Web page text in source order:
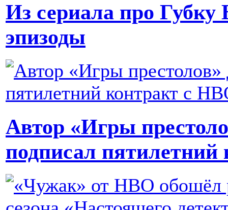
Из сериала про Губку
эпизоды
Автор «Игры
подписал пятилетний